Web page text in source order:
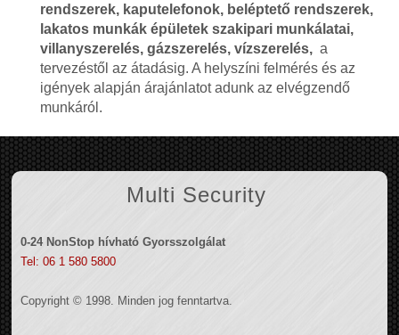
rendszerek, kaputelefonok, beléptető rendszerek,
lakatos munkák épületek szakipari munkálatai,
villanyszerelés, gázszerelés, vízszerelés,a
tervezéstől az átadásig. A helyszíni felmérés és az
igények alapján árajánlatot adunk az elvégzendő
munkáról.
Multi Security
0-24 NonStop hívható Gyorsszolgálat
Tel: 06 1 580 5800
Copyright © 1998. Minden jog fenntartva.